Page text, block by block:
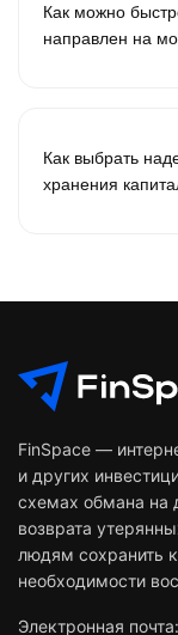
Как можно
направлен на
Как выбрать
хранения
FinSpace —
и других
схемах обмана на
возврата
людям сохранить
необходимости
Электронная почта: